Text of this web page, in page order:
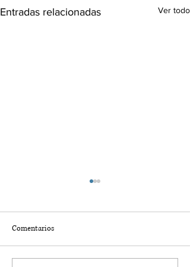
Entradas relacionadas Ver todo
Comentarios